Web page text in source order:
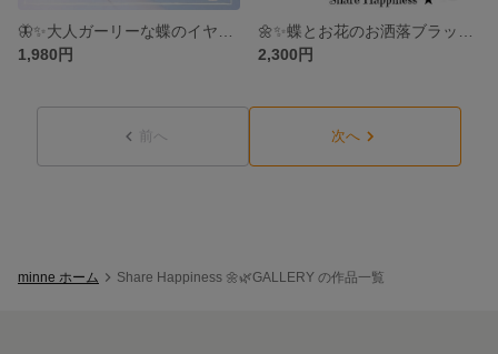
1,980円
2,300円
前へ 次へ
minne ホーム Share Happiness 🌼🌿GALLERY の作品一覧